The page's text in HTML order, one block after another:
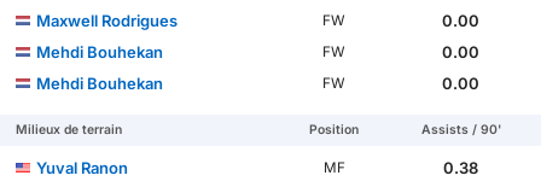
Maxwell Rodrigues
FW
0.00
Mehdi Bouhekan
FW
0.00
Mehdi Bouhekan
FW 0.00
Milieux de terrain Position Assists / 90'
Yuval Ranon MF
0.38